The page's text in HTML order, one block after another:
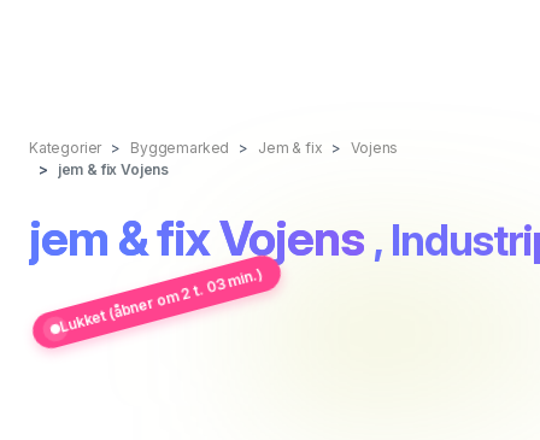
Kategorier Byggemarked Jem & fix
Vojens
jem & fix Vojens
jem & fix Vojens ,
Lukket (åbner om 2 t. 03 min.)